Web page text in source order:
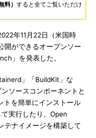
料） すると全てご覧いただけ
年11月22日（米国時
開ができるオープンソー
」を発表した。
」「BuildKit」な
ソースコンポーネントと
トを簡単にインストール
実行したり、Open
テナイメージを構築して